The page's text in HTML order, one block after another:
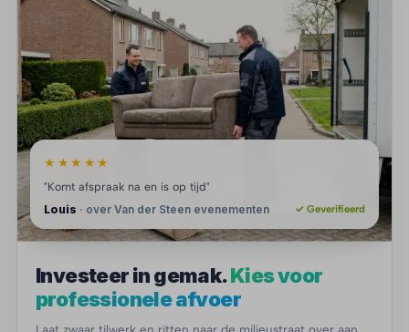
★★★★★
"Komt afspraak na en is op tijd"
Louis · over Van der Steen evenementen ✓ Geverifieerd
Investeer in gemak.Kies voor
professionele afvoer